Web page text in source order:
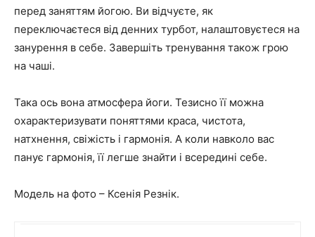
перед заняттям йогою. Ви відчуєте, як
переключаєтеся від денних турбот, налаштовуєтеся на
занурення в себе. Завершіть тренування також грою
на чаші.
Така ось вона атмосфера йоги. Тезисно її можна
охарактеризувати поняттями краса, чистота,
натхнення, свіжість і гармонія. А коли навколо вас
панує гармонія, її легше знайти і всередині себе.
Модель на фото – Ксенія Резнік.